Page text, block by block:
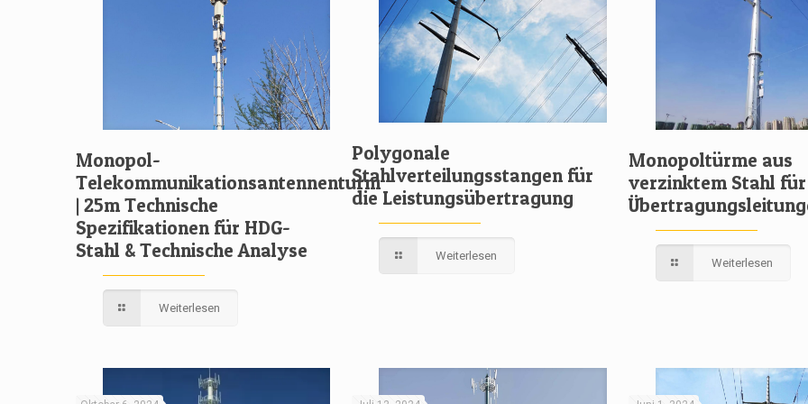
Monopol-
Telekommunikationsantennenturm
| 25m Technische
Spezifikationen für HDG-
Stahl & Technische Analyse
Weiterlesen
Polygonale
Stahlverteilungsstangen für
die Leistungsübertragung
Weiterlesen
Monopoltürme aus
verzinktem Stahl für
Weiterlesen